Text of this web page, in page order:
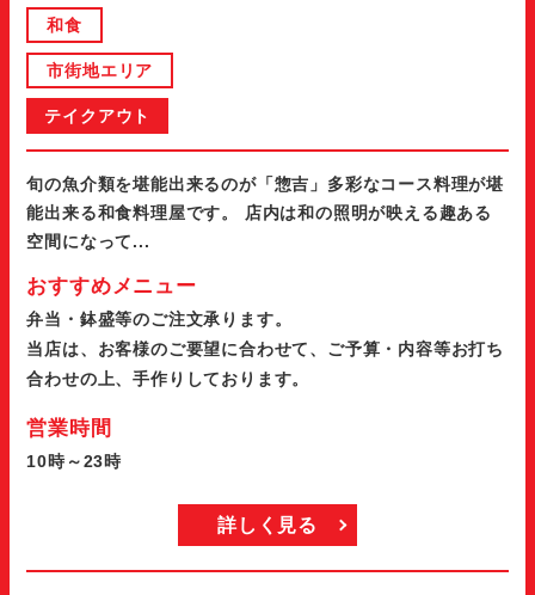
和食
市街地エリア
テイクアウト
旬の魚介類を堪能出来るのが「惣吉」多彩なコース料理が堪
能出来る和食料理屋です。 店内は和の照明が映える趣ある
空間になって...
おすすめメニュー
弁当・鉢盛等のご注文承ります。
当店は、お客様のご要望に合わせて、ご予算・内容等お打ち
合わせの上、手作りしております。
営業時間
10時～23時
詳しく見る